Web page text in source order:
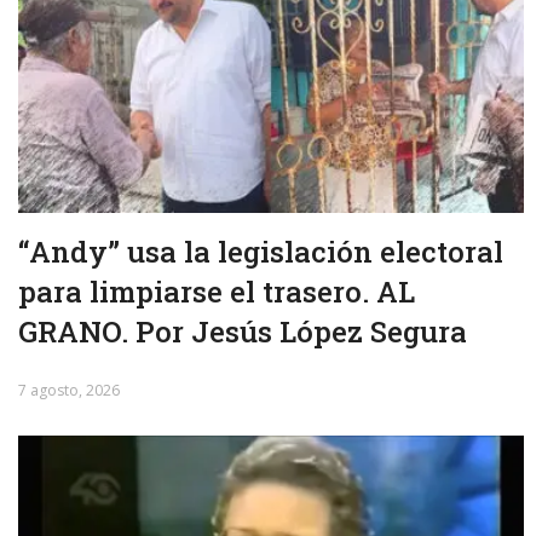
“Andy” usa la legislación electoral
para limpiarse el trasero. AL
GRANO. Por Jesús López Segura
7 agosto, 2026